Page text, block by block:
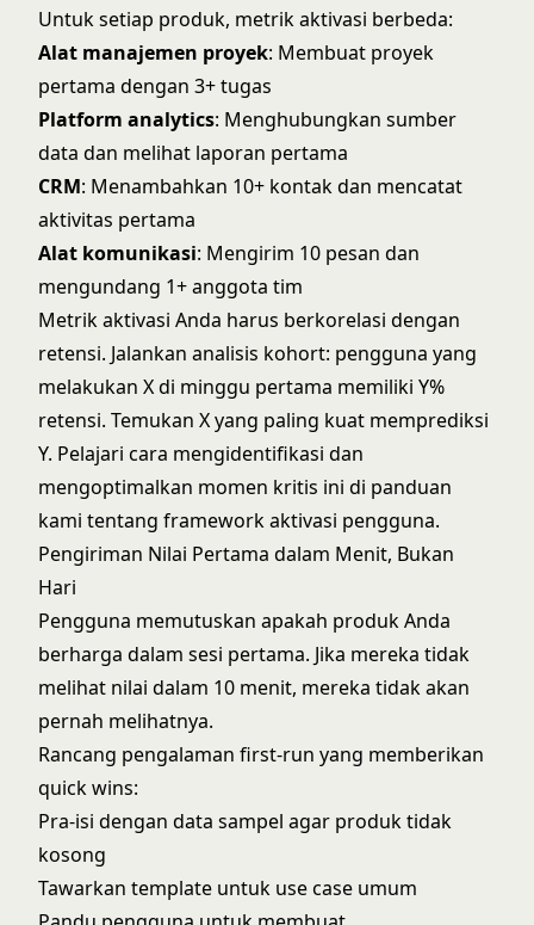
Untuk setiap produk, metrik aktivasi berbeda:
Alat manajemen proyek: Membuat proyek
pertama dengan 3+ tugas
Platform analytics: Menghubungkan sumber
data dan melihat laporan pertama
CRM: Menambahkan 10+ kontak dan mencatat
aktivitas pertama
Alat komunikasi: Mengirim 10 pesan dan
mengundang 1+ anggota tim
Metrik aktivasi Anda harus berkorelasi dengan
retensi. Jalankan analisis kohort: pengguna yang
melakukan X di minggu pertama memiliki Y%
retensi. Temukan X yang paling kuat memprediksi
Y. Pelajari cara mengidentifikasi dan
mengoptimalkan momen kritis ini di panduan
kami tentang framework aktivasi pengguna.
Pengiriman Nilai Pertama dalam Menit, Bukan
Hari
Pengguna memutuskan apakah produk Anda
berharga dalam sesi pertama. Jika mereka tidak
melihat nilai dalam 10 menit, mereka tidak akan
pernah melihatnya.
Rancang pengalaman first-run yang memberikan
quick wins:
Pra-isi dengan data sampel agar produk tidak
kosong
Tawarkan template untuk use case umum